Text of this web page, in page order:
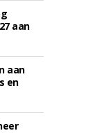
aan
aan
en